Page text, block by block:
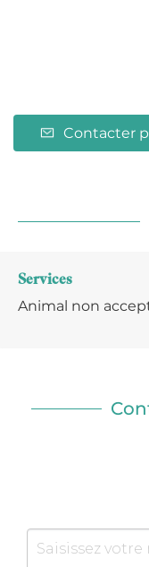
Contacter
Services
Animal non